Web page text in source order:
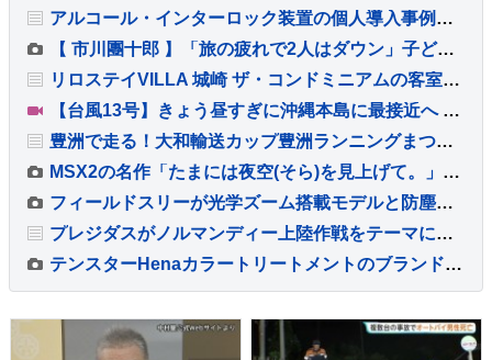
アルコール・インターロック装置の個人導入事例レポートを公開
【 市川團十郎 】「旅の疲れで2人はダウン」子どもたちと〝海外の南国リゾート〟で過ごす夏休み「看病おえて、私は泳ぐ！」
リロステイVILLA 城崎 ザ・コンドミニアムの客室で本格生ビール体験
【台風13号】きょう昼すぎに沖縄本島に最接近へ 奄美と沖縄は暴風域に 空の便約400便が欠航・路線バスやモノレールが終日運休 8日朝にかけて線状降水帯が発生するおそれも
豊洲で走る！大和輸送カップ豊洲ランニングまつり10月10日開催
MSX2の名作「たまには夜空(そら)を見上げて。」がNintendo Switchで登場
フィールドスリーが光学ズーム搭載モデルと防塵・防水仕様のデジタルカメラ2機種を8月7日より発売
プレジダスがノルマンディー上陸作戦をテーマにした限定ウォッチ2種を発売
テンスターHenaカラートリートメントのブランドアンバサダーに田中律子さんが就任